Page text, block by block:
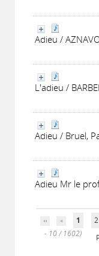
Adieu /
L'adieu /
Adieu / Bruel,
Adieu Mr le
1 2
- 10 / 1602)